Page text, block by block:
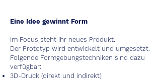
Eine Idee gewinnt Form
Im Focus steht Ihr neues Produkt.
Der Prototyp wird entwickelt und umgesetzt.
Folgende Formgebungstechniken sind dazu
verfügbar:
3D-Druck (direkt und indirekt)